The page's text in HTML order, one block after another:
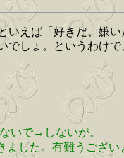
いえば「好きだ、嫌
しょ。というわけで
いで→しないが。
した。有難うござい